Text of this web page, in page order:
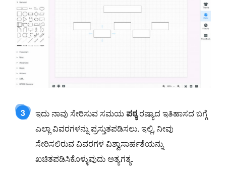
3 ಇದು ನಾವು ಸೇರಿಸುವ ಸಮಯ ಪಠ್ಯರಷ್ಯಾದ ಇತಿಹಾಸದ ಬಗ್ಗೆ
ಎಲ್ಲಾ ವಿವರಗಳನ್ನು ಪ್ರಸ್ತುತಪಡಿಸಲು. ಇಲ್ಲಿ, ನೀವು
ಸೇರಿಸಲಿರುವ ವಿವರಗಳ ವಿಶ್ವಾಸಾರ್ಹತೆಯನ್ನು
ಖಚಿತಪಡಿಸಿಕೊಳ್ಳುವುದು ಅತ್ಯಗತ್ಯ.